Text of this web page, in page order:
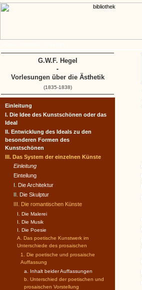
Einleitung
I. Die Idee des Kunstschönen oder das
Ideal
II. Entwicklung des Ideals zu den
besonderen Formen des
Kunstschönen
III. Das System der einzelnen Künste
Einleitung
Einteilung
I. Die Architektur
II. Die Skulptur
III. Die romantischen Künste
I. Die Malerei
I. Die Musik
I. Die Poesie
A. Das poetische Kunstwerk im
Unterschiede des prosaischen
1. Die poetische und prosaische
Auffassung
a. Inhalt beider Auffassungen
b. Unterschied der poetischen und
prosaischen Vorstellung
G.W.F. Hegel
-
Vorlesungen über die Ästhetik
(1835-1838)